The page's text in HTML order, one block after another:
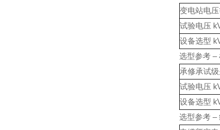
变电站电
试验电压
设备选型
选型参考 –
承修承试
试验电压
设备选型
选型参考 –